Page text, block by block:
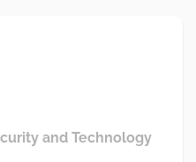
and Technology